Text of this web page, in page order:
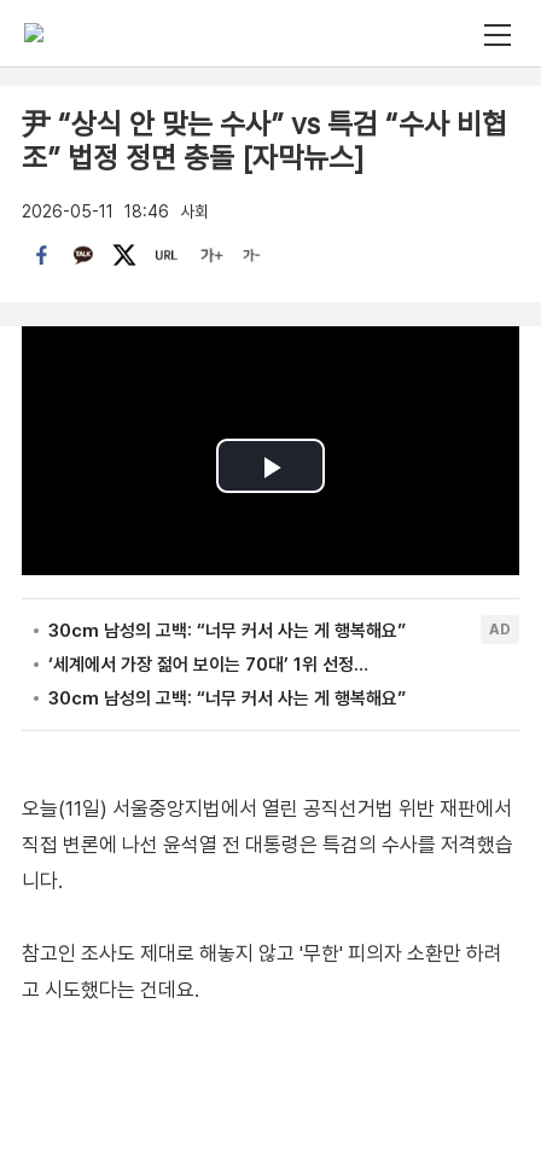
尹 “상식 안 맞는 수사” vs 특검 “수사 비협
조” 법정 정면 충돌 [자막뉴스]
2026-05-11 18:46 사회
오늘(11일) 서울중앙지법에서 열린 공직선거법 위반 재판에서
직접 변론에 나선 윤석열 전 대통령은 특검의 수사를 저격했습
니다.
참고인 조사도 제대로 해놓지 않고 '무한' 피의자 소환만 하려
고 시도했다는 건데요.